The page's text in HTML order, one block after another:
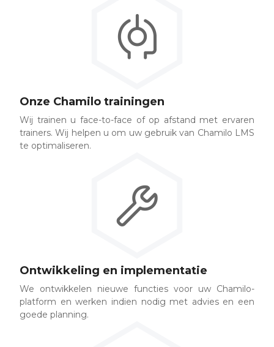
Onze Chamilo trainingen
Wij trainen u face-to-face of op afstand met ervaren
trainers. Wij helpen u om uw gebruik van Chamilo LMS
te optimaliseren.
Ontwikkeling en implementatie
We ontwikkelen nieuwe functies voor uw Chamilo-
platform en werken indien nodig met advies en een
goede planning.